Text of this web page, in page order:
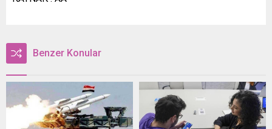
Benzer Konular